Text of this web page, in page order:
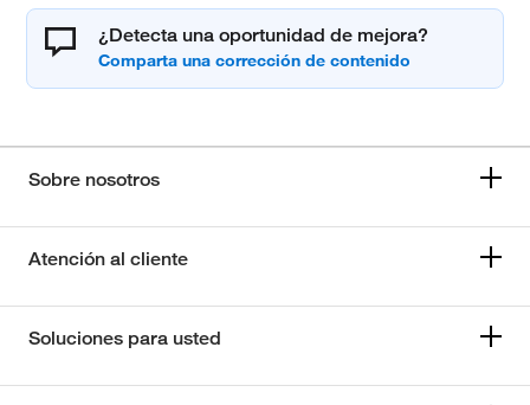
¿Detecta una oportunidad de mejora?
Sobre nosotros
Atención al cliente
Soluciones para usted